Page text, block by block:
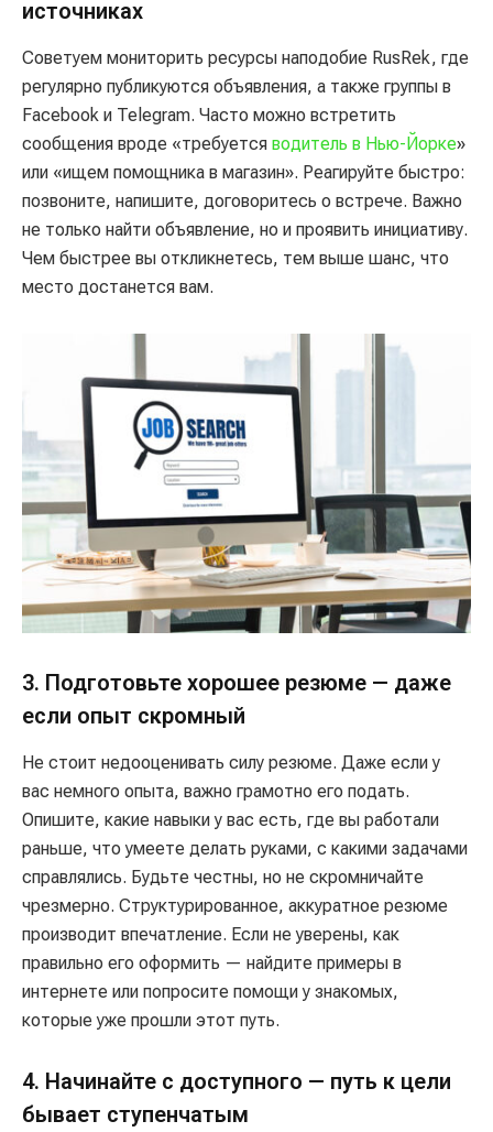
источниках
Советуем мониторить ресурсы наподобие RusRek, где
регулярно публикуются объявления, а также группы в
Facebook и Telegram. Часто можно встретить
сообщения вроде «требуется водитель в Нью-Йорке»
или «ищем помощника в магазин». Реагируйте быстро:
позвоните, напишите, договоритесь о встрече. Важно
не только найти объявление, но и проявить инициативу.
Чем быстрее вы откликнетесь, тем выше шанс, что
место достанется вам.
3. Подготовьте хорошее резюме — даже
если опыт скромный
Не стоит недооценивать силу резюме. Даже если у
вас немного опыта, важно грамотно его подать.
Опишите, какие навыки у вас есть, где вы работали
раньше, что умеете делать руками, с какими задачами
справлялись. Будьте честны, но не скромничайте
чрезмерно. Структурированное, аккуратное резюме
производит впечатление. Если не уверены, как
правильно его оформить — найдите примеры в
интернете или попросите помощи у знакомых,
которые уже прошли этот путь.
4. Начинайте с доступного — путь к цели
бывает ступенчатым